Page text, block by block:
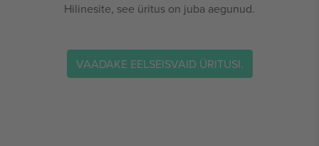
Hilinesite, see üritus on juba aegunud.
VAADAKE EELSEISVAID ÜRITUSI.